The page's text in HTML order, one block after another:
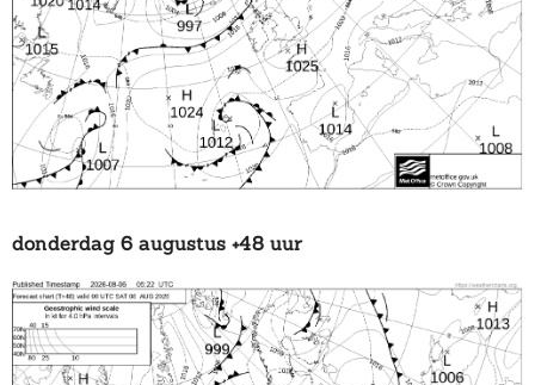
donderdag 6 augustus +48 uur